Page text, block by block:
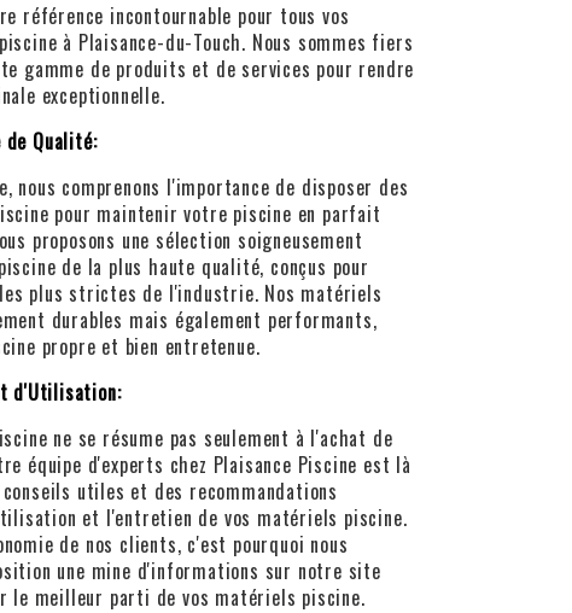
référence incontournable pour tous vos
à Plaisance-du-Touch. Nous sommes fiers
gamme de produits et de services pour rendre
exceptionnelle.
Qualité:
nous comprenons l'importance de disposer des
pour maintenir votre piscine en parfait
proposons une sélection soigneusement
de la plus haute qualité, conçus pour
plus strictes de l'industrie. Nos matériels
durables mais également performants,
propre et bien entretenue.
d'Utilisation:
ne se résume pas seulement à l'achat de
équipe d'experts chez Plaisance Piscine est là
utiles et des recommandations
et l'entretien de vos matériels piscine.
de nos clients, c'est pourquoi nous
une mine d'informations sur notre site
le meilleur parti de vos matériels piscine.